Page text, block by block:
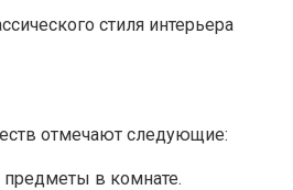
стиля интерьера
отмечают следующие:
предметы в комнате.